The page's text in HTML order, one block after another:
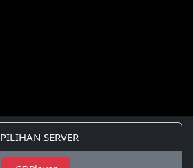
PILIHAN SERVER